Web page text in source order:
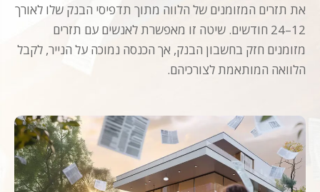
את תזרים המזומנים של הלווה מתוך תדפיסי הבנק שלו לאורך
12–24 חודשים. שיטה זו מאפשרת לאנשים עם תזרים
מזומנים חזק בחשבון הבנק, אך הכנסה נמוכה על הנייר, לקבל
הלוואה המותאמת לצורכיהם.